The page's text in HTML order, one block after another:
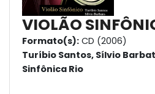
VIOLÃO
Formato(s): CD (2006)
Turíbio Santos, Sílvio
Sinfônica Rio